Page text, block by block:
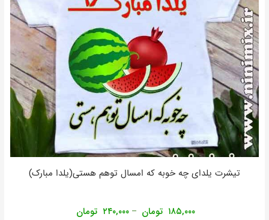
تیشرت یلدای چه خوبه که امسال توهم هستی(یلدا مبارک)
۱۸۵,۰۰۰ تومان – ۲۴۰,۰۰۰ تومان